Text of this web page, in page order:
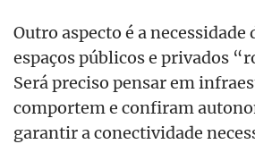
Outro aspecto é a necessidade
espaços públicos e privados
Será preciso pensar em
comportem e confiram
garantir a conectividade